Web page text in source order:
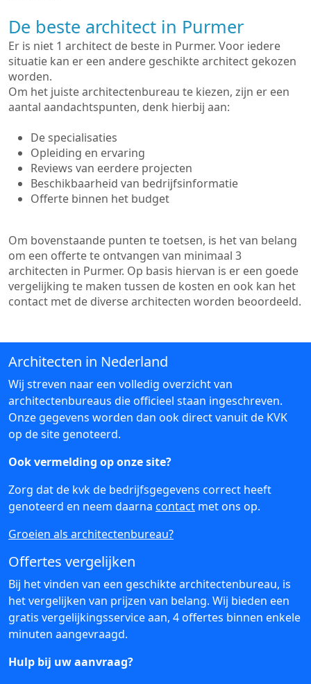
De beste architect in Purmer
Er is niet 1 architect de beste in Purmer. Voor iedere
situatie kan er een andere geschikte architect gekozen
worden.
Om het juiste architectenbureau te kiezen, zijn er een
aantal aandachtspunten, denk hierbij aan:
De specialisaties
Opleiding en ervaring
Reviews van eerdere projecten
Beschikbaarheid van bedrijfsinformatie
Offerte binnen het budget
Om bovenstaande punten te toetsen, is het van belang
om een offerte te ontvangen van minimaal 3
architecten in Purmer. Op basis hiervan is er een goede
vergelijking te maken tussen de kosten en ook kan het
contact met de diverse architecten worden beoordeeld.
Architecten in Nederland
Wij streven naar een volledig overzicht van
architectenbureaus die officieel staan ingeschreven.
Onze gegevens worden dan ook direct vanuit de KVK
op de site genoteerd.
Ook vermelding op onze site?
Zorg dat de kvk de bedrijfsgegevens correct heeft
genoteerd en neem daarna contact met ons op.
Groeien als architectenbureau?
Offertes vergelijken
Bij het vinden van een geschikte architectenbureau, is
het vergelijken van prijzen van belang. Wij bieden een
gratis vergelijkingsservice aan, 4 offertes binnen enkele
minuten aangevraagd.
Hulp bij uw aanvraag?